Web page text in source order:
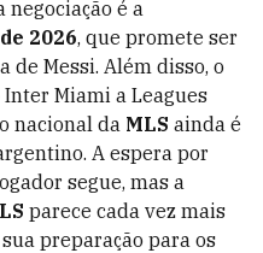
é a
2026, que promete ser
de Messi. Além disso, o
Miami a Leagues
nacional da MLS ainda é
A espera por
segue, mas a
parece cada vez mais
preparação para os